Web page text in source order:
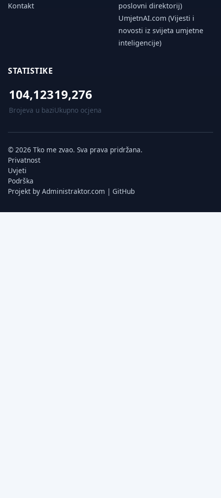
Kontakt
poslovni direktorij)
UmjetnAI.com (Vijesti i
novosti iz svijeta umjetne
inteligencije)
STATISTIKE
104,123
Brojeva u bazi
19,276
Ukupno ocjena
© 2026 Tko me zvao. Sva prava pridržana.
Privatnost
Uvjeti
Podrška
Projekt by Administraktor.com | GitHub